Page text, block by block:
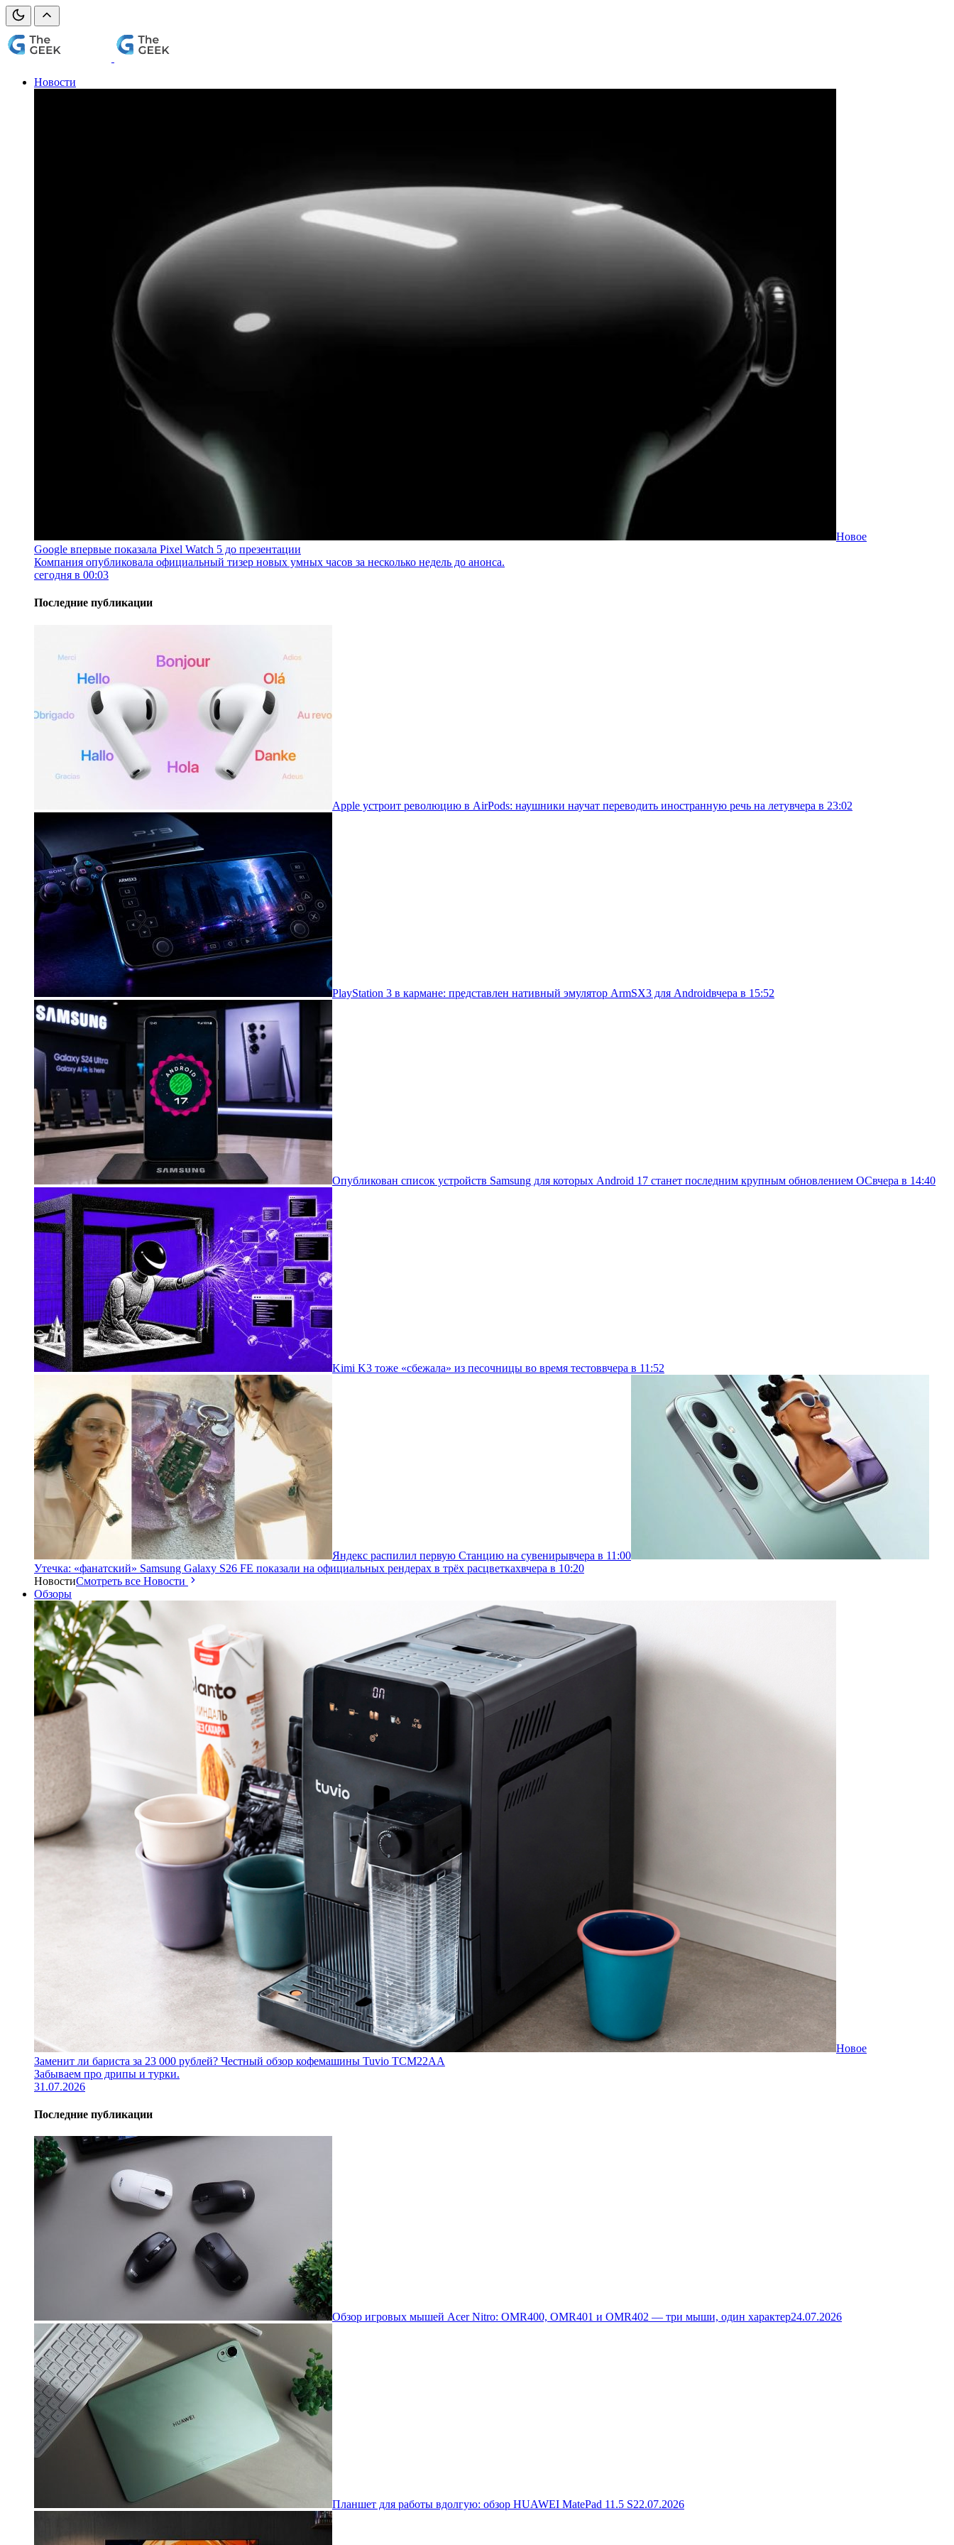
Новости
Новое
Google впервые показала Pixel Watch 5 до презентации
Компания опубликовала официальный тизер новых умных часов за несколько недель до анонса.
сегодня в 00:03
Последние публикации
Apple устроит революцию в AirPods: наушники научат переводить иностранную речь на летувчера в 23:02
PlayStation 3 в кармане: представлен нативный эмулятор ArmSX3 для Androidвчера в 15:52
Опубликован список устройств Samsung для которых Android 17 станет последним крупным обновлением ОСвчера в 14:40
Kimi K3 тоже «сбежала» из песочницы во время тестоввчера в 11:52
Яндекс распилил первую Станцию на сувенирывчера в 11:00
Утечка: «фанатский» Samsung Galaxy S26 FE показали на официальных рендерах в трёх расцветкахвчера в 10:20
НовостиСмотреть все Новости
Обзоры
Новое
Заменит ли бариста за 23 000 рублей? Честный обзор кофемашины Tuvio TCM22AA
Забываем про дрипы и турки.
31.07.2026
Последние публикации
Обзор игровых мышей Acer Nitro: OMR400, OMR401 и OMR402 — три мыши, один характер24.07.2026
Планшет для работы вдолгую: обзор HUAWEI MatePad 11.5 S22.07.2026